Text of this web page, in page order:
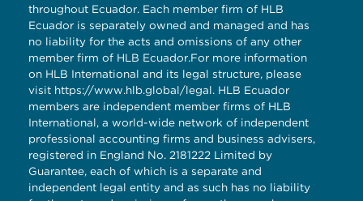
throughout Ecuador. Each member firm of HLB
Ecuador is separately owned and managed and has
no liability for the acts and omissions of any other
member firm of HLB Ecuador.For more information
on HLB International and its legal structure, please
visit https://www.hlb.global/legal. HLB Ecuador
members are independent member firms of HLB
International, a world-wide network of independent
professional accounting firms and business advisers,
registered in England No. 2181222 Limited by
Guarantee, each of which is a separate and
independent legal entity and as such has no liability